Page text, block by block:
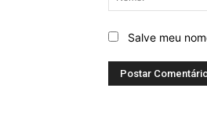
Salve meu